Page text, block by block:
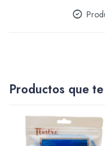
Productos que